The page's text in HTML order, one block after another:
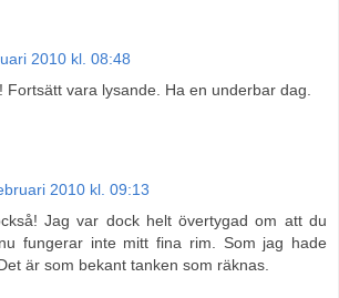
2010 kl. 08:48
Fortsätt vara lysande. Ha en underbar dag.
2010 kl. 09:13
Jag var dock helt övertygad om att du
fungerar inte mitt fina rim. Som jag hade
är som bekant tanken som räknas.